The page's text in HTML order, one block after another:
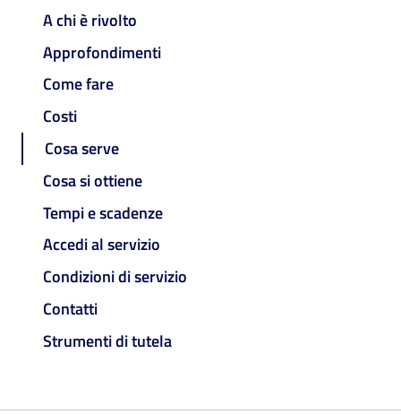
A chi è rivolto
Approfondimenti
Come fare
Costi
Cosa serve
Cosa si ottiene
Tempi e scadenze
Accedi al servizio
Condizioni di servizio
Contatti
Strumenti di tutela